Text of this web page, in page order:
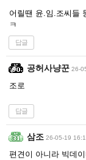
어릴땐 윤.임.조씨들
ㅋ
답글
공허사냥꾼 26-
조로
답글
삼조 26-05-19
편견이 아니라 빅데이